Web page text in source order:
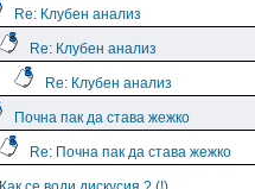
Re: Клубен анализ
Re: Клубен анализ
Re: Клубен анализ
Почна пак да става жежко
Re: Почна пак да става жежко